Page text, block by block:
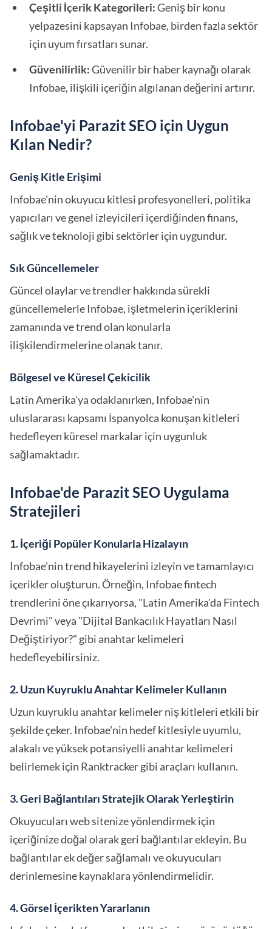
Çeşitli İçerik Kategorileri:Geniş bir konu
yelpazesini kapsayan Infobae, birden fazla sektör
için uyum fırsatları sunar.
Güvenilirlik:Güvenilir bir haber kaynağı olarak
Infobae, ilişkili içeriğin algılanan değerini artırır.
Infobae'yi Parazit SEO için Uygun
Kılan Nedir?
Geniş Kitle Erişimi
Infobae'nin okuyucu kitlesi profesyonelleri, politika
yapıcıları ve genel izleyicileri içerdiğinden finans,
sağlık ve teknoloji gibi sektörler için uygundur.
Sık Güncellemeler
Güncel olaylar ve trendler hakkında sürekli
güncellemelerle Infobae, işletmelerin içeriklerini
zamanında ve trend olan konularla
ilişkilendirmelerine olanak tanır.
Bölgesel ve Küresel Çekicilik
Latin Amerika'ya odaklanırken, Infobae'nin
uluslararası kapsamı İspanyolca konuşan kitleleri
hedefleyen küresel markalar için uygunluk
sağlamaktadır.
Infobae'de Parazit SEO Uygulama
Stratejileri
1. İçeriği Popüler Konularla Hizalayın
Infobae'nin trend hikayelerini izleyin ve tamamlayıcı
içerikler oluşturun. Örneğin, Infobae fintech
trendlerini öne çıkarıyorsa, "Latin Amerika'da Fintech
Devrimi" veya "Dijital Bankacılık Hayatları Nasıl
Değiştiriyor?" gibi anahtar kelimeleri
hedefleyebilirsiniz.
2. Uzun Kuyruklu Anahtar Kelimeler Kullanın
Uzun kuyruklu anahtar kelimeler niş kitleleri etkili bir
şekilde çeker. Infobae'nin hedef kitlesiyle uyumlu,
alakalı ve yüksek potansiyelli anahtar kelimeleri
belirlemek için Ranktracker gibi araçları kullanın.
3. Geri Bağlantıları Stratejik Olarak Yerleştirin
Okuyucuları web sitenize yönlendirmek için
içeriğinize doğal olarak geri bağlantılar ekleyin. Bu
bağlantılar ek değer sağlamalı ve okuyucuları
derinlemesine kaynaklara yönlendirmelidir.
4. Görsel İçerikten Yararlanın